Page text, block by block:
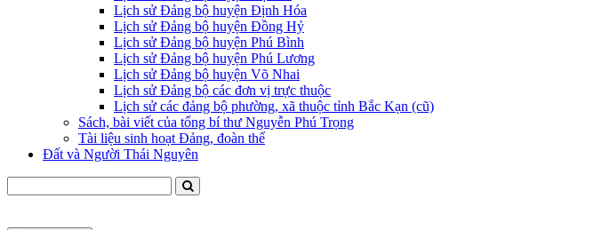
Lịch sử Đảng bộ huyện Định Hóa
Lịch sử Đảng bộ huyện Đồng Hỷ
Lịch sử Đảng bộ huyện Phú Bình
Lịch sử Đảng bộ huyện Phú Lương
Lịch sử Đảng bộ huyện Võ Nhai
Lịch sử Đảng bộ các đơn vị trực thuộc
Lịch sử các đảng bộ phường, xã thuộc tỉnh Bắc Kạn (cũ)
Sách, bài viết của tổng bí thư Nguyễn Phú Trọng
Tài liệu sinh hoạt Đảng, đoàn thể
Đất và Người Thái Nguyên